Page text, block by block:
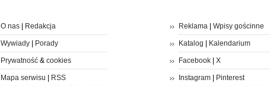
O nas| Redakcja
Wywiady| Porady
Prywatność& cookies
Mapa serwisu RSS
Reklama| Wpisy gościnne
Katalog Kalendarium
Facebook| X
Instagram| Pinterest